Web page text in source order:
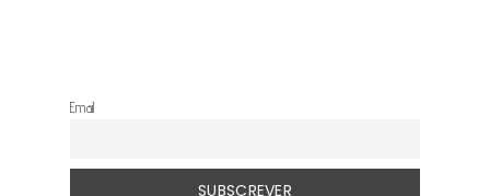
Email